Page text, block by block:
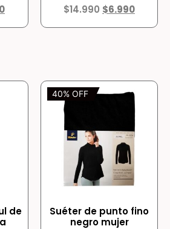
$14.990 $6.990
de
40% OFF
Suéter de punto fino
negro mujer